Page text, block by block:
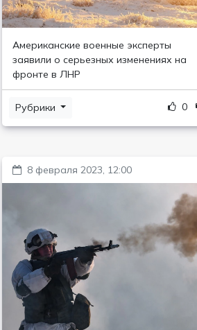
Американские военные эксперты
заявили о серьезных изменениях на
фронте в ЛНР
Рубрики 0
8 февраля 2023, 12:00